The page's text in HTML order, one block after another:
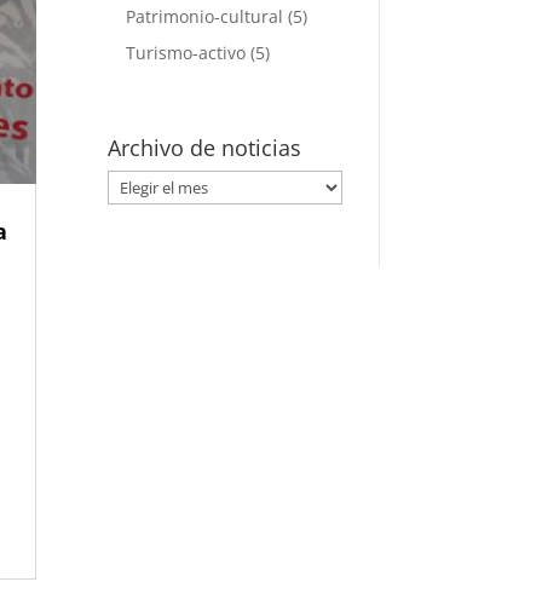
Patrimonio-cultural (5)
Turismo-activo (5)
Archivo de noticias
Archivo
de